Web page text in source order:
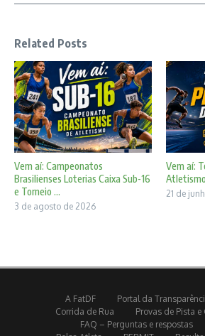
Related Posts
Vem aí: Campeonatos
Brasilienses Loterias Caixa Sub-16
e Torneio ...
3 de agosto de 2026
Vem aí:
21 de
A FatDF Portal da
Corrida de Rua
Provas de Pista e
FAQ – Perguntas e respostas